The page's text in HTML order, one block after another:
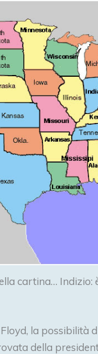
cartina… Indizio:
la possibilità
della